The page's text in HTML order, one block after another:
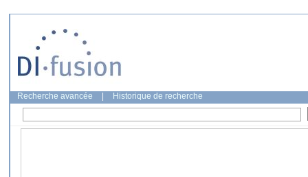
Recherche avancée Historique de recherche